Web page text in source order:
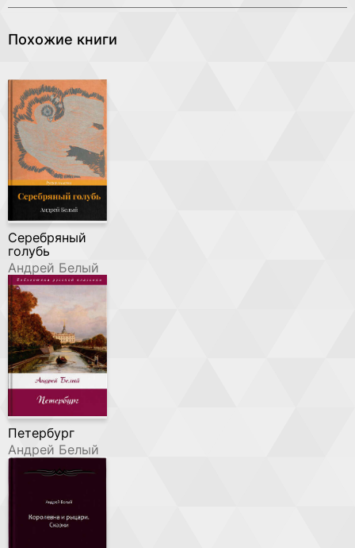
Похожие книги
Серебряный
голубь
Андрей Белый
Петербург
Андрей Белый